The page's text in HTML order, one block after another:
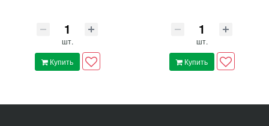
шт.
Купить
шт.
Купить